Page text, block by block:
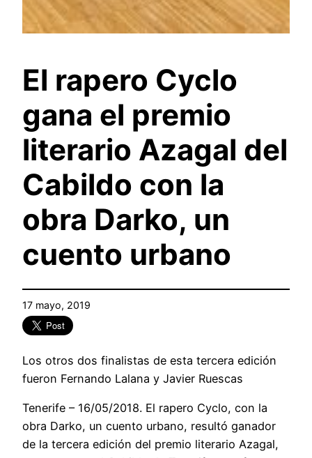
El rapero Cyclo
gana el premio
literario Azagal del
Cabildo con la
obra Darko, un
cuento urbano
17 mayo, 2019
Los otros dos finalistas de esta tercera edición
fueron Fernando Lalana y Javier Ruescas
Tenerife – 16/05/2018. El rapero Cyclo, con la
obra Darko, un cuento urbano, resultó ganador
de la tercera edición del premio literario Azagal,